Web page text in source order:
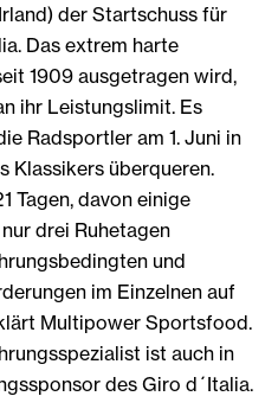
der Startschuss für
Das extrem harte
1909 ausgetragen wird,
ihr Leistungslimit. Es
Radsportler am 1. Juni in
Klassikers überqueren.
Tagen, davon einige
drei Ruhetagen
und
im Einzelnen auf
Multipower Sportsfood.
ist auch in
des Giro d´Italia.